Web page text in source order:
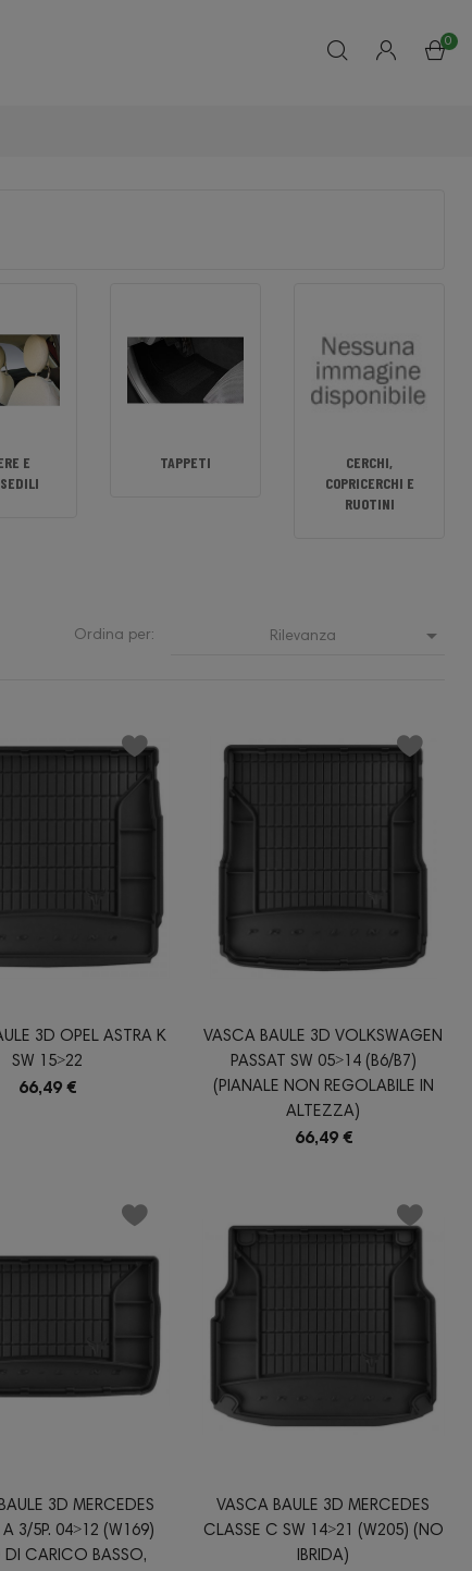
0
E
TAPPETI
CERCHI,
COPRICERCHI E
RUOTINI
Ordina per: Rilevanza 
3D OPEL ASTRA K
SW 15˃22
66,49 €
VASCA BAULE 3D VOLKSWAGEN
PASSAT SW 05˃14 (B6/B7)
(PIANALE NON REGOLABILE IN
ALTEZZA)
66,49 €
3D MERCEDES
A 3/5P. 04˃12 (W169)
DI CARICO BASSO,
VASCA BAULE 3D MERCEDES
CLASSE C SW 14˃21 (W205) (NO
IBRIDA)